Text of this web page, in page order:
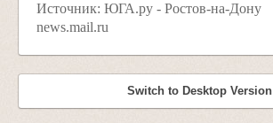
Источник: ЮГА.ру - Ростов-на-Дону
news.mail.ru
Switch to Desktop Version